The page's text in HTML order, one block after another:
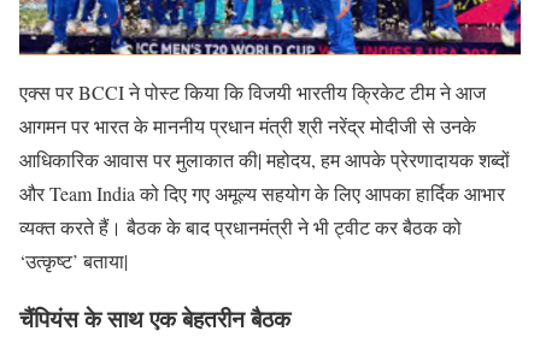
एक्स पर BCCI ने पोस्ट किया कि विजयी भारतीय क्रिकेट टीम ने आज
आगमन पर भारत के माननीय प्रधान मंत्री श्री नरेंद्र मोदीजी से उनके
आधिकारिक आवास पर मुलाकात की| महोदय, हम आपके प्रेरणादायक शब्दों
और Team India को दिए गए अमूल्य सहयोग के लिए आपका हार्दिक आभार
व्यक्त करते हैं। बैठक के बाद प्रधानमंत्री ने भी ट्वीट कर बैठक को
‘उत्कृष्ट’ बताया|
चैंपियंस के साथ एक बेहतरीन बैठक